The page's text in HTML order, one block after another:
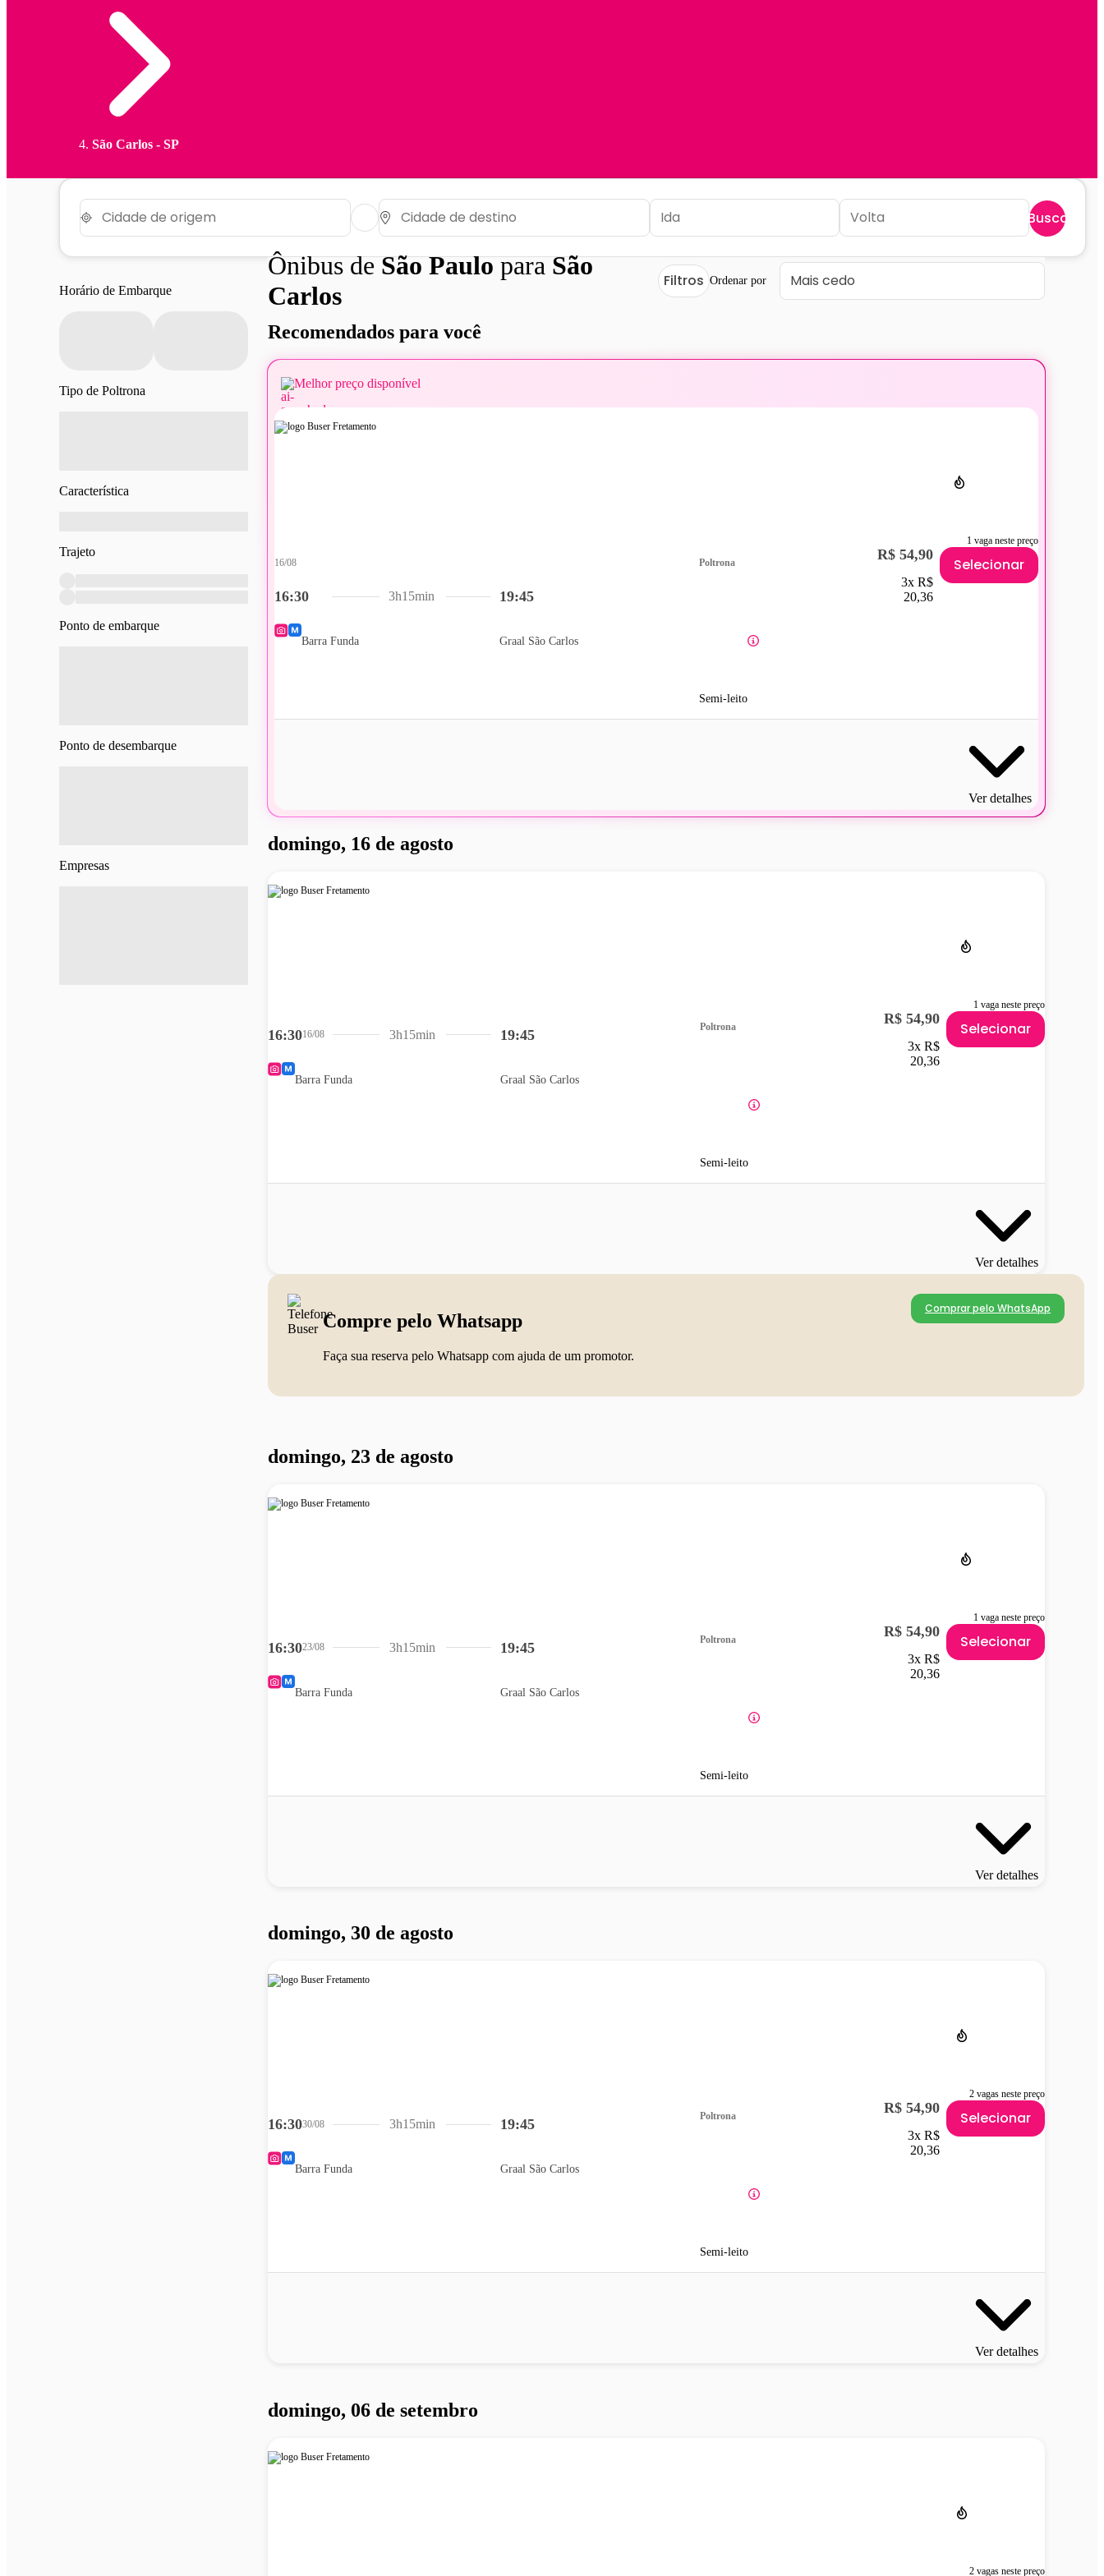
São Carlos - SP
Buscar
Horário de Embarque
Tipo de Poltrona
Característica
Trajeto
Ponto de embarque
Ponto de desembarque
Empresas
Ônibus deSão PauloparaSão
Carlos
Filtros Ordenar por
Recomendados para você
Melhor preço disponível
1 vaga neste preço
16:30
16/08
Barra Funda
19:45
Graal São Carlos
3h15min
Poltrona
Semi-leito
R$ 54,90
3x R$
20,36
Selecionar
Ver detalhes
domingo, 16 de agosto
1 vaga neste preço
16:3016/08
Barra Funda
19:45
Graal São Carlos
3h15min
Poltrona
Semi-leito
R$ 54,90
3x R$
20,36
Selecionar
Ver detalhes
Compre pelo Whatsapp
Faça sua reserva pelo Whatsapp com ajuda de um promotor.
Comprar pelo WhatsApp
domingo, 23 de agosto
1 vaga neste preço
16:3023/08
Barra Funda
19:45
Graal São Carlos
3h15min
Poltrona
Semi-leito
R$ 54,90
3x R$
20,36
Selecionar
Ver detalhes
domingo, 30 de agosto
2 vagas neste preço
16:3030/08
Barra Funda
19:45
Graal São Carlos
3h15min
Poltrona
Semi-leito
R$ 54,90
3x R$
20,36
Selecionar
Ver detalhes
domingo, 06 de setembro
2 vagas neste preço